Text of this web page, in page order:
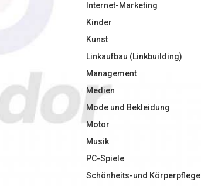
Internet-Marketing
Kinder
Kunst
Linkaufbau (Linkbuilding)
Management
Medien
Mode und Bekleidung
Motor
Musik
PC-Spiele
Schönheits-und Körperpflege